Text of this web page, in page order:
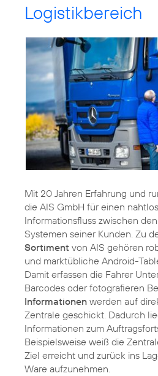
Logistikbereich
Mit 20 Jahren Erfahrung und
die AIS GmbH für einen
Informationsfluss zwischen
Systemen seiner Kunden. Zu
Sortiment von AIS gehören
und marktübliche Android-
Damit erfassen die Fahrer
Barcodes oder fotografieren
Informationen werden auf
Zentrale geschickt. Dadurch
Informationen zum
Beispielsweise weiß die
Ziel erreicht und zurück ins
Ware aufzunehmen.